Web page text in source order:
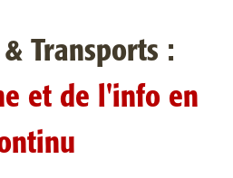
Transports :
et de l'info en